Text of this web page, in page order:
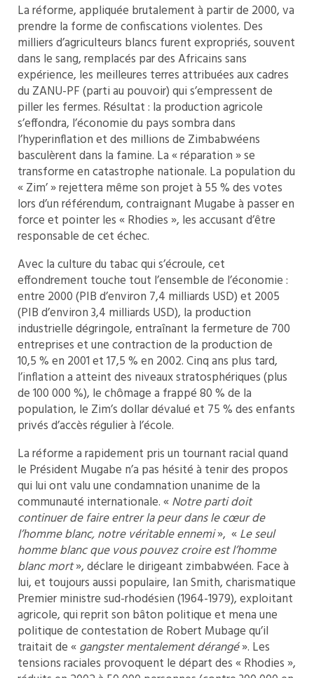
La réforme, appliquée brutalement à partir de 2000, va
prendre la forme de confiscations violentes. Des
milliers d’agriculteurs blancs furent expropriés, souvent
dans le sang, remplacés par des Africains sans
expérience, les meilleures terres attribuées aux cadres
du ZANU-PF (parti au pouvoir) qui s’empressent de
piller les fermes. Résultat : la production agricole
s’effondra, l’économie du pays sombra dans
l’hyperinflation et des millions de Zimbabwéens
basculèrent dans la famine. La « réparation » se
transforme en catastrophe nationale. La population du
« Zim’ » rejettera même son projet à 55 % des votes
lors d’un référendum, contraignant Mugabe à passer en
force et pointer les « Rhodies », les accusant d’être
responsable de cet échec.
Avec la culture du tabac qui s’écroule, cet
effondrement touche tout l’ensemble de l’économie :
entre 2000 (PIB d’environ 7,4 milliards USD) et 2005
(PIB d’environ 3,4 milliards USD), la production
industrielle dégringole, entraînant la fermeture de 700
entreprises et une contraction de la production de
10,5 % en 2001 et 17,5 % en 2002. Cinq ans plus tard,
l’inflation a atteint des niveaux stratosphériques (plus
de 100 000 %), le chômage a frappé 80 % de la
population, le Zim’s dollar dévalué et 75 % des enfants
privés d’accès régulier à l’école.
La réforme a rapidement pris un tournant racial quand
le Président Mugabe n’a pas hésité à tenir des propos
qui lui ont valu une condamnation unanime de la
communauté internationale. «Notre parti doit
continuer de faire entrer la peur dans le cœur de
l’homme blanc, notre véritable ennemi», «Le seul
homme blanc que vous pouvez croire est l’homme
blanc mort», déclare le dirigeant zimbabwéen. Face à
lui, et toujours aussi populaire, Ian Smith, charismatique
Premier ministre sud-rhodésien (1964-1979), exploitant
agricole, qui reprit son bâton politique et mena une
politique de contestation de Robert Mubage qu’il
traitait de «gangster mentalement dérangé». Les
tensions raciales provoquent le départ des « Rhodies »,